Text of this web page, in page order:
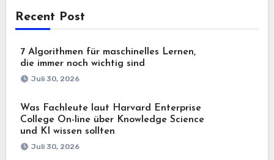
Recent Post
7 Algorithmen für maschinelles Lernen,
die immer noch wichtig sind
Juli 30, 2026
Was Fachleute laut Harvard Enterprise
College On-line über Knowledge Science
und KI wissen sollten
Juli 30, 2026